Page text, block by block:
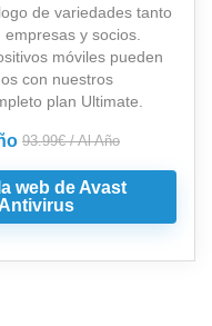
de variedades tanto
y socios.
móviles pueden
con nuestros
plan Ultimate.
93.99€ / Al Año
web de Avast
Antivirus